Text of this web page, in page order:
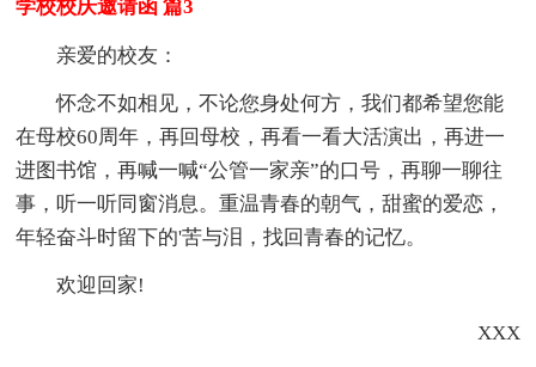
学校校庆邀请函 篇3
亲爱的校友：
怀念不如相见，不论您身处何方，我们都希望您能
在母校60周年，再回母校，再看一看大活演出，再进一
进图书馆，再喊一喊“公管一家亲”的口号，再聊一聊往
事，听一听同窗消息。重温青春的朝气，甜蜜的爱恋，
年轻奋斗时留下的'苦与泪，找回青春的记忆。
欢迎回家!
XXX